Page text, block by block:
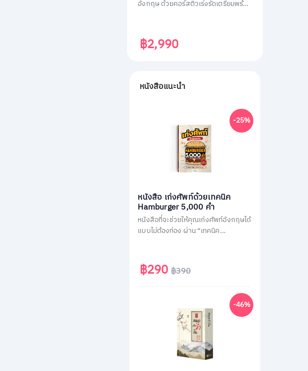
อังกฤษ ด้วยคอร์สติวเร่งรัดเตรียมพร้อม
฿2,990
หนังสือแนะนำ
หนังสือ เก่งศัพท์ด้วยเทคนิค
Hamburger 5,000 คำ
หนังสือที่จะช่วยให้คุณเก่งศัพท์อังกฤษได้
แบบไม่ต้องท่อง ผ่าน “เทคนิค
คนพื้นฐานน้อยและคนไม่ชอบท่องจำ ให้
กลายเป็นคนพูดอังกฤษคล่อง
-25%
฿290฿390
-46%